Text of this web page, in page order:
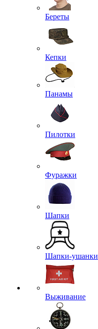
Береты
Кепки
Панамы
Пилотки
Фуражки
Шапки
Шапки-ушанки
Выживание